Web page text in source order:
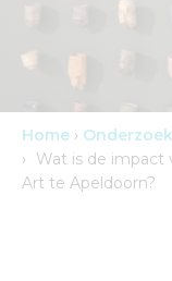
Home › Onderzoek
›
Wat is de impact
Art te Apeldoorn?